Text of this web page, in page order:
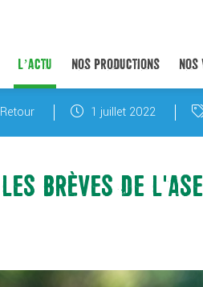
L’ACTU NOS PRODUCTIONS NOS
Retour 1 juillet 2022
LES BRÈVES DE